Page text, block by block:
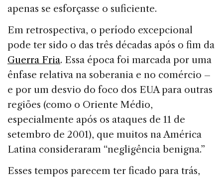
apenas se esforçasse o suficiente.
Em retrospectiva, o período excepcional
pode ter sido o das três décadas após o fim da
Guerra Fria. Essa época foi marcada por uma
ênfase relativa na soberania e no comércio –
e por um desvio do foco dos EUA para outras
regiões (como o Oriente Médio,
especialmente após os ataques de 11 de
setembro de 2001), que muitos na América
Latina consideraram “negligência benigna.”
Esses tempos parecem ter ficado para trás,